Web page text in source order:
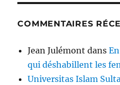
COMMENTAIRES
Jean Julémont dans
qui déshabillent les
Universitas Islam